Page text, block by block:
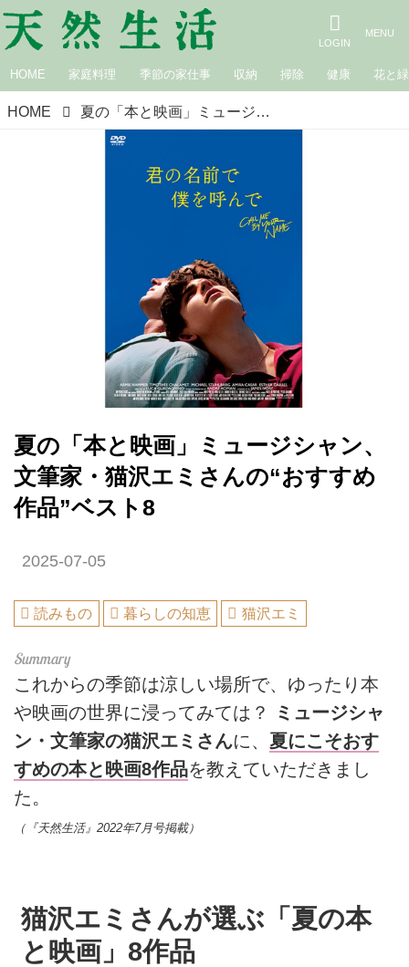
HOME 家庭料理 季節の家仕事 収納 掃除 健康 花と緑
HOME 夏の「本と映画」ミュージシャン、文筆家・猫沢エミさんの“おすすめ作品”ベスト8
夏の「本と映画」ミュージシャン、
文筆家・猫沢エミさんの“おすすめ
作品”ベスト8
2025-07-05
読みもの 暮らしの知恵 猫沢エミ
これからの季節は涼しい場所で、ゆったり本
や映画の世界に浸ってみては？
ミュージシャ
ン・文筆家の猫沢エミさんに、 夏にこそおす
すめの本と映画8作品を教えていただきまし
た。
（『天然生活』2022年7月号掲載）
猫沢エミさんが選ぶ「夏の本
と映画」8作品